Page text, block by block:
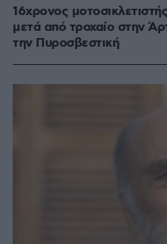
16χρονος
μετά από τροχαίο στην
την Πυροσβεστική